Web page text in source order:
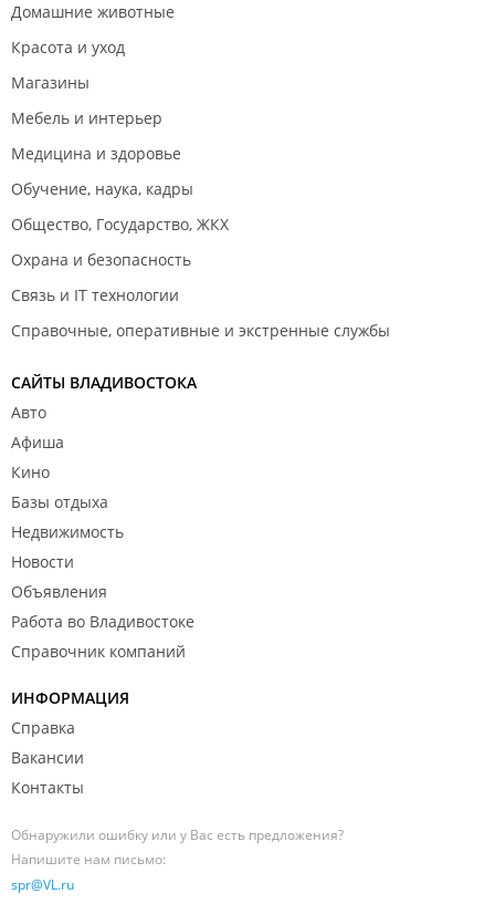
Домашние животные
Красота и уход
Магазины
Мебель и интерьер
Медицина и здоровье
Обучение, наука, кадры
Общество, Государство, ЖКХ
Охрана и безопасность
Связь и IT технологии
Справочные, оперативные и экстренные службы
САЙТЫ ВЛАДИВОСТОКА
Авто
Афиша
Кино
Базы отдыха
Недвижимость
Новости
Объявления
Работа во Владивостоке
Справочник компаний
ИНФОРМАЦИЯ
Справка
Вакансии
Контакты
Обнаружили ошибку или у Вас есть предложения?
Напишите нам письмо:
spr@VL.ru